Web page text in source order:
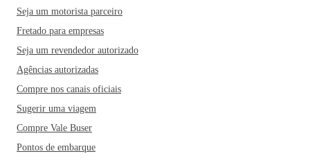
Seja um motorista parceiro
Fretado para empresas
Seja um revendedor autorizado
Agências autorizadas
Compre nos canais oficiais
Sugerir uma viagem
Compre Vale Buser
Pontos de embarque